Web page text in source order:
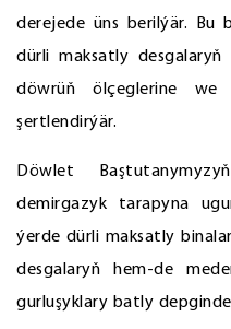
derejede üns berilýär. Bu
dürli maksatly
döwrüň ölçeglerine we
şertlendirýär.
Döwlet
demirgazyk tarapyna
ýerde dürli maksatly
desgalaryň hem-de
gurluşyklary batly